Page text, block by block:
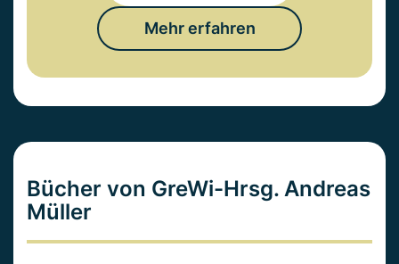
Mehr erfahren
Bücher von GreWi-Hrsg. Andreas
Müller